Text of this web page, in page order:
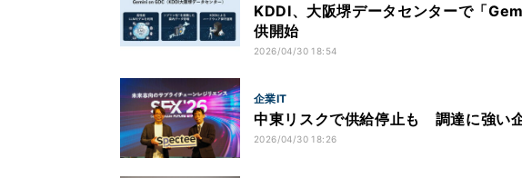
KDDI、大阪堺データセンターで「
供開始
2026/04/30 18:54
企業IT
中東リスクで供給停止も 調達に強い
2026/04/30 18:26